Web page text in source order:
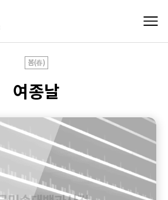
봄(春)
여종날